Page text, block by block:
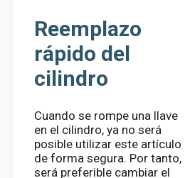
Reemplazo
rápido del
cilindro
Cuando se rompe una llave
en el cilindro, ya no será
posible utilizar este artículo
de forma segura. Por tanto,
será preferible cambiar el